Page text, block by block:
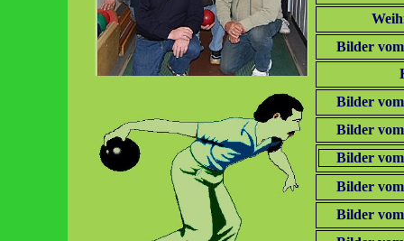
Bilder
Bilder
Bilder
Bilder
Bilder
Bilder